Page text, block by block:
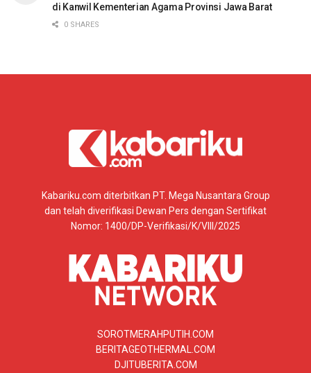
di Kanwil Kementerian Agama Provinsi Jawa Barat
0 SHARES
Kabariku.com diterbitkan PT. Mega Nusantara Group
dan telah diverifikasi Dewan Pers dengan Sertifikat
Nomor: 1400/DP-Verifikasi/K/VIII/2025
SOROTMERAHPUTIH.COM
BERITAGEOTHERMAL.COM
DJITUBERITA.COM